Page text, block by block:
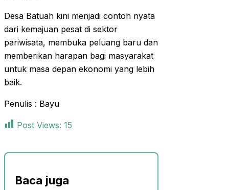
Desa Batuah kini menjadi contoh nyata
dari kemajuan pesat di sektor
pariwisata, membuka peluang baru dan
memberikan harapan bagi masyarakat
untuk masa depan ekonomi yang lebih
baik.
Penulis : Bayu
Post Views: 15
Baca juga